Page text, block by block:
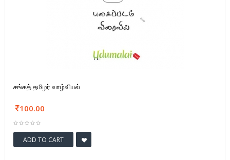
சங்கத் தமிழர் வாழ்வியல்
100.00
ADD TO CART